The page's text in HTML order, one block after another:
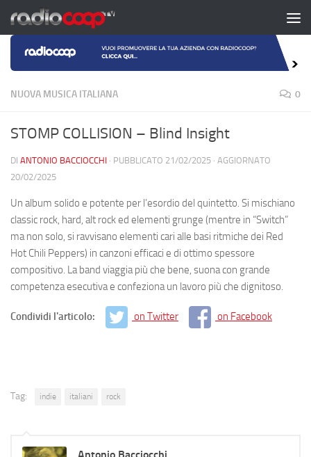
Salta al contenuto
NUOVA MUSICA ITALIANA 0
STOMP COLLISION – Blind Insight
DI ANTONIO BACCIOCCHI · PUBBLICATO 21/02/2025 · AGGIORNATO
20/02/2025
Un album solido e potente per l’esordio del quintetto. Si mischiano
classic rock, hard, alt rock ed elementi grunge (mentre in “Switch”
ma non solo, si ravvisano elementi cari alle basi ritmiche dei Red
Hot Chili Peppers) in canzoni efficaci e di ottimo spessore
compositivo. La band viaggia più che bene, suona con grande
competenza esecutiva e confeziona un lavoro più che dignitoso.
Condividi l'articolo: on Twitter on Facebook
Tag: indie italiani rock